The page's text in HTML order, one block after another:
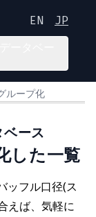
EN JP
ループ化
ース
した一覧
ッフル口径(ス
えば、気軽に